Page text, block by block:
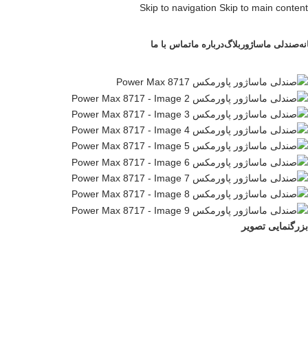
Skip to navigation Skip to main content
صندلی ماساژور بلاگدرباره ماتماس با ما
بزرگنمایی تصویر